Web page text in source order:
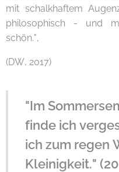
mit schalkhaftem
philosophisch - und
schön.",
(DW, 2017)
"Im
finde ich
ich zum regen
Kleinigkeit."